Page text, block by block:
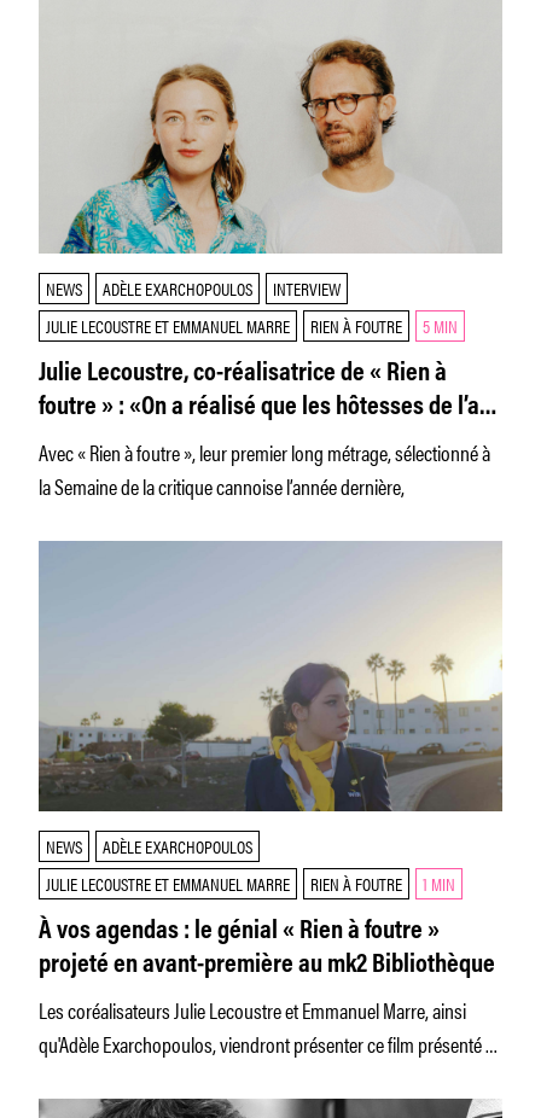
NEWS ADÈLE EXARCHOPOULOS
INTERVIEW
JULIE LECOUSTRE ET EMMANUEL MARRE
RIEN À FOUTRE 5 MIN
Julie Lecoustre, co-réalisatrice de « Rien à
foutre » : «On a réalisé que les hôtesses de l’air
fuyaient toutes quelque chose : une rupture, un
deuil… »
Avec « Rien à foutre », leur premier long métrage, sélectionné à
la Semaine de la critique cannoise l’année dernière,
NEWS
ADÈLE EXARCHOPOULOS
JULIE LECOUSTRE ET EMMANUEL MARRE
RIEN À FOUTRE 1 MIN
À vos agendas : le génial « Rien à foutre »
projeté en avant-première au mk2 Bibliothèque
Les coréalisateurs Julie Lecoustre et Emmanuel Marre, ainsi
qu'Adèle Exarchopoulos, viendront présenter ce film présenté à